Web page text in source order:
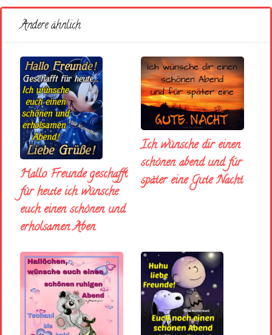
Andere ähnlich
Hallo Freunde geschafft
für heute ich wünsche
euch einen schönen und
erholsamen Aben
Ich wünsche dir einen
schönen abend und fúr
später eine Gute Nacht